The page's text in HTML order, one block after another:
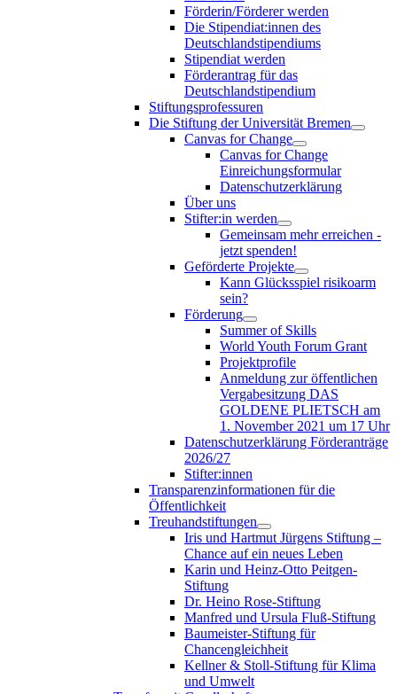
Förderin/Förderer werden
Die Stipendiat:innen des
Deutschlandstipendiums
Stipendiat werden
Förderantrag für das
Deutschlandstipendium
Stiftungsprofessuren
Die Stiftung der Universität Bremen
Canvas for Change
Canvas for Change
Einreichungsformular
Datenschutzerklärung
Über uns
Stifter:in werden
Gemeinsam mehr erreichen -
jetzt spenden!
Geförderte Projekte
Kann Glücksspiel risikoarm
sein?
Förderung
Summer of Skills
World Youth Forum Grant
Projektprofile
Anmeldung zur öffentlichen
Vergabesitzung DAS
GOLDENE PLIETSCH am
1. November 2021 um 17 Uhr
Datenschutzerklärung Förderanträge
2026/27
Stifter:innen
Transparenzinformationen für die
Öffentlichkeit
Treuhandstiftungen
Iris und Hartmut Jürgens Stiftung –
Chance auf ein neues Leben
Karin und Heinz-Otto Peitgen-
Stiftung
Dr. Heino Rose-Stiftung
Manfred und Ursula Fluß-Stiftung
Baumeister-Stiftung für
Chancengleichheit
Kellner & Stoll-Stiftung für Klima
und Umwelt